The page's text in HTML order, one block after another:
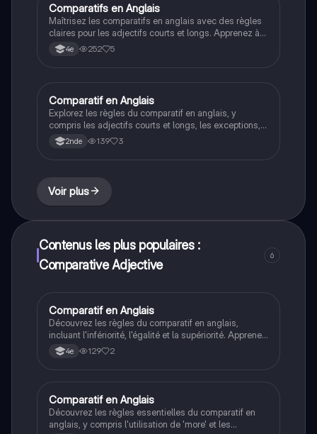
Anglais
Comparatifs en Anglais
Maîtrisez les comparatifs en anglais avec des règles
claires pour les adjectifs courts et longs. Apprenez à
former les comparatifs de supériorité, d'égalité et
d'infériorité à travers des exemples pratiques. Type:
4e 252 5
Anglais
Comparatif en Anglais
Explorez les règles du comparatif en anglais, y
compris les adjectifs courts et longs, les exceptions,
et les structures de comparaison. Ce document
présente des exemples clairs et des modifications
2nde 139 3
Voir plus
Contenus les plus populaires :
Comparative Adjective
6
Anglais
Comparatif en Anglais
Découvrez les règles du comparatif en anglais,
incluant l'infériorité, l'égalité et la supériorité. Apprenez
à former des comparaisons avec des adjectifs courts
et longs à travers des exemples pratiques. Type:
4e 129 2
Anglais
Comparatif en Anglais
Découvrez les règles essentielles du comparatif en
anglais, y compris l'utilisation de 'more' et les